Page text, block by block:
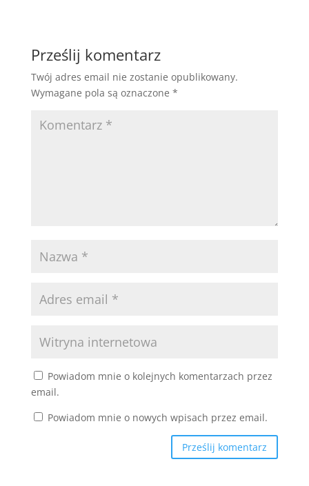
Prześlij komentarz
Twój adres email nie zostanie opublikowany.
Wymagane pola są oznaczone *
Powiadom mnie o kolejnych komentarzach przez
email.
Powiadom mnie o nowych wpisach przez email.